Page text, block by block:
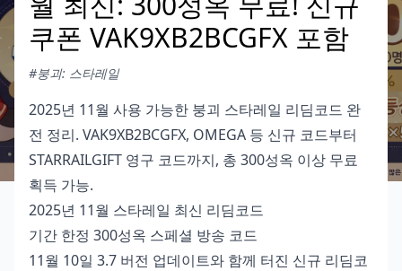
쿠폰 VAK9XB2BCGFX 포함
#붕괴: 스타레일
2025년 11월 사용 가능한 붕괴 스타레일 리딤코드 완
전 정리. VAK9XB2BCGFX, OMEGA 등 신규 코드부터
STARRAILGIFT 영구 코드까지, 총 300성옥 이상 무료
획득 가능.
2025년 11월 스타레일 최신 리딤코드
기간 한정 300성옥 스페셜 방송 코드
11월 10일 3.7 버전 업데이트와 함께 터진 신규 리딤코